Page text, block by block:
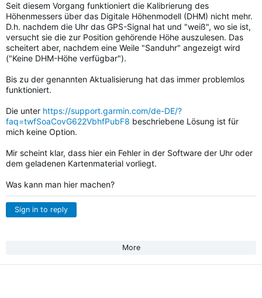
Seit diesem Vorgang funktioniert die Kalibrierung des
Höhenmessers über das Digitale Höhenmodell (DHM) nicht mehr.
D.h. nachdem die Uhr das GPS-Signal hat und "weiß", wo sie ist,
versucht sie die zur Position gehörende Höhe auszulesen. Das
scheitert aber, nachdem eine Weile "Sanduhr" angezeigt wird
("Keine DHM-Höhe verfügbar").
Bis zu der genannten Aktualisierung hat das immer problemlos
funktioniert.
Die unter https://support.garmin.com/de-DE/?
faq=twfSoaCovG622VbhfPubF8 beschriebene Lösung ist für
mich keine Option.
Mir scheint klar, dass hier ein Fehler in der Software der Uhr oder
dem geladenen Kartenmaterial vorliegt.
Was kann man hier machen?
Sign in to reply
More